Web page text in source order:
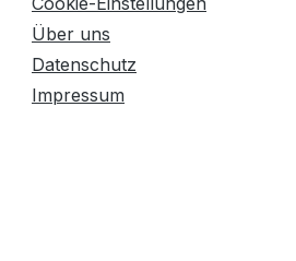
Über uns
Datenschutz
Impressum